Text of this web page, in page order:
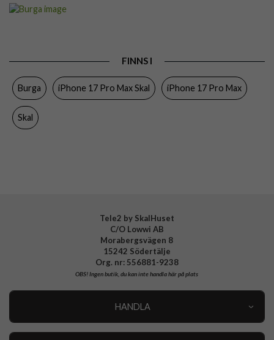
Material Hårdplast (PC), Mjukplast (TPU)
Varumärke
Tillverkarens art nr
FINNS I
Burga iPhone 17 Pro Max Skal iPhone 17 Pro Max
Skal
Tele2 by SkalHuset
C/O Lowwi AB
Morabergsvägen 8
15242 Södertälje
Org. nr: 556881-9238
OBS!Ingen butik, du kan inte handla här på plats
HANDLA